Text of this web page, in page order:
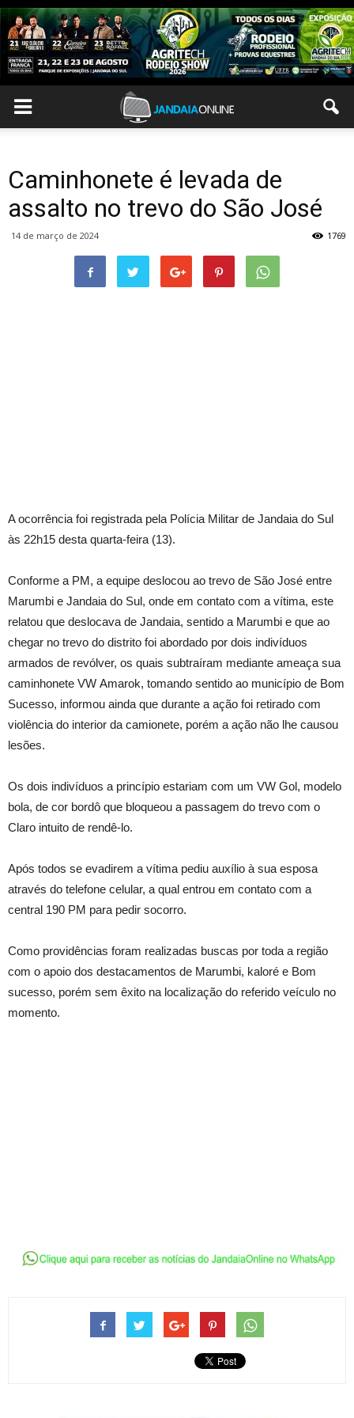
Caminhonete é levada de
assalto no trevo do São José
14 de março de 2024 1769
A ocorrência foi registrada pela Polícia Militar de Jandaia do Sul
às 22h15 desta quarta-feira (13).
Conforme a PM, a equipe deslocou ao trevo de São José entre
Marumbi e Jandaia do Sul, onde em contato com a vítima, este
relatou que deslocava de Jandaia, sentido a Marumbi e que ao
chegar no trevo do distrito foi abordado por dois indivíduos
armados de revólver, os quais subtraíram mediante ameaça sua
caminhonete VW Amarok, tomando sentido ao município de Bom
Sucesso, informou ainda que durante a ação foi retirado com
violência do interior da camionete, porém a ação não lhe causou
lesões.
Os dois indivíduos a princípio estariam com um VW Gol, modelo
bola, de cor bordô que bloqueou a passagem do trevo com o
Claro intuito de rendê-lo.
Após todos se evadirem a vítima pediu auxílio à sua esposa
através do telefone celular, a qual entrou em contato com a
central 190 PM para pedir socorro.
Como providências foram realizadas buscas por toda a região
com o apoio dos destacamentos de Marumbi, kaloré e Bom
sucesso, porém sem êxito na localização do referido veículo no
momento.